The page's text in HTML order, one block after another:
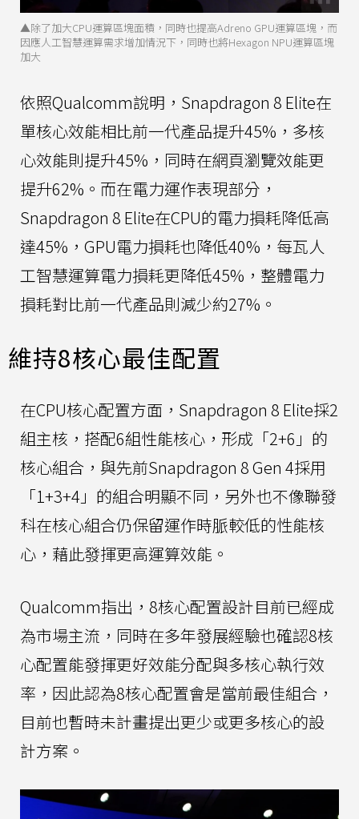
▲除了加大CPU運算區塊面積，同時也提高Adreno GPU運算區塊，而
因應人工智慧運算需求增加情況下，同時也將Hexagon NPU運算區塊
加大
依照Qualcomm說明，Snapdragon 8 Elite在
單核心效能相比前一代產品提升45%，多核
心效能則提升45%，同時在網頁瀏覽效能更
提升62%。而在電力運作表現部分，
Snapdragon 8 Elite在CPU的電力損耗降低高
達45%，GPU電力損耗也降低40%，每瓦人
工智慧運算電力損耗更降低45%，整體電力
損耗對比前一代產品則減少約27%。
維持8核心最佳配置
在CPU核心配置方面，Snapdragon 8 Elite採2
組主核，搭配6組性能核心，形成「2+6」的
核心組合，與先前Snapdragon 8 Gen 4採用
「1+3+4」的組合明顯不同，另外也不像聯發
科在核心組合仍保留運作時脈較低的性能核
心，藉此發揮更高運算效能。
Qualcomm指出，8核心配置設計目前已經成
為市場主流，同時在多年發展經驗也確認8核
心配置能發揮更好效能分配與多核心執行效
率，因此認為8核心配置會是當前最佳組合，
目前也暫時未計畫提出更少或更多核心的設
計方案。